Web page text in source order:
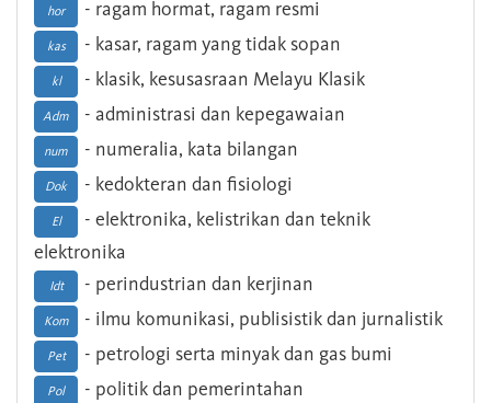
hor - ragam hormat, ragam resmi
kas - kasar, ragam yang tidak sopan
kl - klasik, kesusasraan Melayu Klasik
Adm - administrasi dan kepegawaian
num - numeralia, kata bilangan
Dok - kedokteran dan fisiologi
El
- elektronika, kelistrikan dan teknik
elektronika
Idt - perindustrian dan kerjinan
Kom - ilmu komunikasi, publisistik dan jurnalistik
Pet - petrologi serta minyak dan gas bumi
Pol - politik dan pemerintahan